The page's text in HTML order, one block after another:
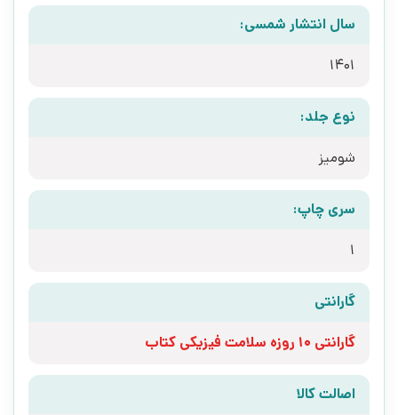
سال انتشار شمسی:
1401
نوع جلد:
شومیز
سری چاپ:
1
گارانتی
گارانتی 10 روزه سلامت فیزیکی کتاب
اصالت کالا